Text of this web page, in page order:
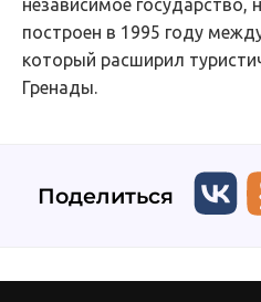
построен в 1995 году
который расширил
Гренады.
Поделиться